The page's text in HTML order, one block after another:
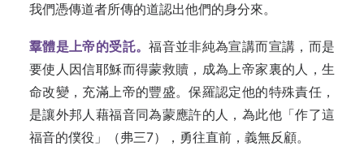
我們憑傳道者所傳的道認出他們的身分來。
羣體是上帝的受託。福音並非純為宣講而宣講，而是
要使人因信耶穌而得蒙救贖，成為上帝家裏的人，生
命改變，充滿上帝的豐盛。保羅認定他的特殊責任，
是讓外邦人藉福音同為蒙應許的人，為此他「作了這
福音的僕役」（弗三7），勇往直前，義無反顧。